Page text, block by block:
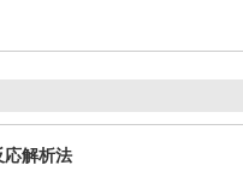
解析法